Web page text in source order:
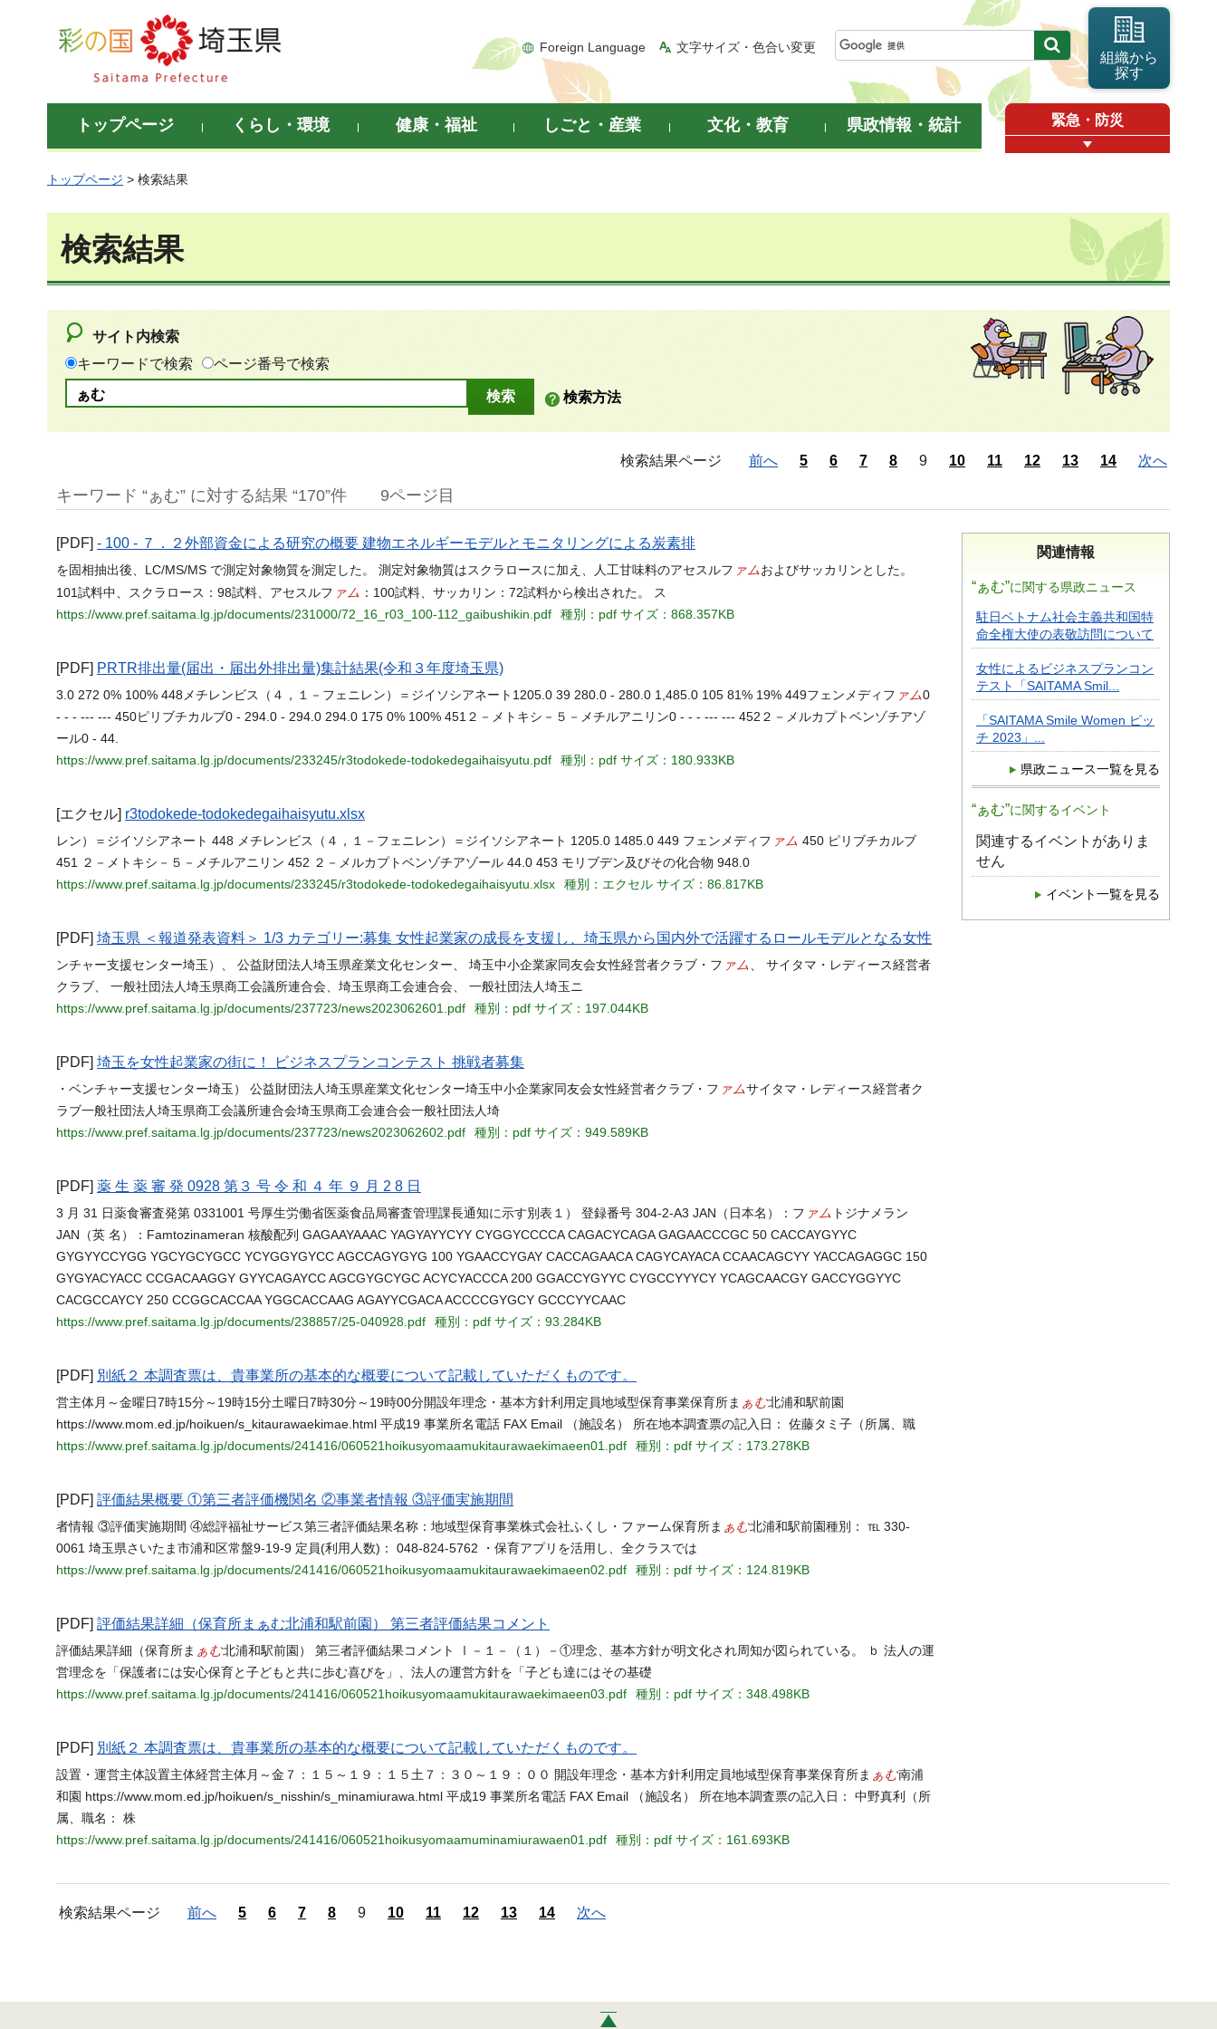
彩の国 埼玉県
Foreign Language 文字サイズ・色合い変更
組織から
探す
トップページ くらし・環境 健康・福祉 しごと・産業 文化・教育 県政情報・統計 緊急・防災
トップページ > 検索結果
検索結果
サイト内検索
キーワードで検索
ページ番号で検索
検索方法
検索結果ページ 前へ 5 6 7 8 9 10 11 12 13 14 次へ
キーワード “ぁむ” に対する結果 “170”件 9ページ目
関連情報
“ぁむ”に関する県政ニュース
駐日ベトナム社会主義共和国特
命全権大使の表敬訪問について
女性によるビジネスプランコン
テスト「SAITAMA Smil...
「SAITAMA Smile Women ピッ
チ 2023」...
県政ニュース一覧を見る
“ぁむ”に関するイベント
関連するイベントがありま
せん
イベント一覧を見る
[PDF] - 100 - ７．２外部資金による研究の概要 建物エネルギーモデルとモニタリングによる炭素排
を固相抽出後、LC/MS/MS で測定対象物質を測定した。 測定対象物質はスクラロースに加え、人工甘味料のアセスルフ ァム およびサッカリンとした。
101試料中、スクラロース：98試料、アセスルフ ァム ：100試料、サッカリン：72試料から検出された。 ス
https://www.pref.saitama.lg.jp/documents/231000/72_16_r03_100-112_gaibushikin.pdf
種別：pdf サイズ：868.357KB
[PDF] PRTR排出量(届出・届出外排出量)集計結果(令和３年度埼玉県)
3.0 272 0% 100% 448メチレンビス（４，１－フェニレン）＝ジイソシアネート1205.0 39 280.0 - 280.0 1,485.0 105 81% 19% 449フェンメディフ ァム0
- - - --- --- 450ピリブチカルブ0 - 294.0 - 294.0 294.0 175 0% 100% 451２－メトキシ－５－メチルアニリン0 - - - --- --- 452２－メルカプトベンゾチアゾ
ール0 - 44.
https://www.pref.saitama.lg.jp/documents/233245/r3todokede-todokedegaihaisyutu.pdf
種別：pdf サイズ：180.933KB
[エクセル] r3todokede-todokedegaihaisyutu.xlsx
レン）＝ジイソシアネート 448 メチレンビス（４，１－フェニレン）＝ジイソシアネート 1205.0 1485.0 449 フェンメディフ ァム 450 ピリブチカルブ
451 ２－メトキシ－５－メチルアニリン 452 ２－メルカプトベンゾチアゾール 44.0 453 モリブデン及びその化合物 948.0
https://www.pref.saitama.lg.jp/documents/233245/r3todokede-todokedegaihaisyutu.xlsx
種別：エクセル サイズ：86.817KB
[PDF] 埼玉県 ＜報道発表資料＞ 1/3 カテゴリー:募集 女性起業家の成長を支援し、埼玉県から国内外で活躍するロールモデルとなる女性
ンチャー支援センター埼玉）、 公益財団法人埼玉県産業文化センター、 埼玉中小企業家同友会女性経営者クラブ・フ ァム 、 サイタマ・レディース経営者
クラブ、 一般社団法人埼玉県商工会議所連合会、埼玉県商工会連合会、 一般社団法人埼玉ニ
https://www.pref.saitama.lg.jp/documents/237723/news2023062601.pdf
種別：pdf サイズ：197.044KB
[PDF] 埼玉を女性起業家の街に！ ビジネスプランコンテスト 挑戦者募集
・ベンチャー支援センター埼玉） 公益財団法人埼玉県産業文化センター埼玉中小企業家同友会女性経営者クラブ・フ ァムサイタマ・レディース経営者ク
ラブ一般社団法人埼玉県商工会議所連合会埼玉県商工会連合会一般社団法人埼
https://www.pref.saitama.lg.jp/documents/237723/news2023062602.pdf
種別：pdf サイズ：949.589KB
[PDF] 薬 生 薬 審 発 0928 第３ 号 令 和 ４ 年 ９ 月 2 8 日
3 月 31 日薬食審査発第 0331001 号厚生労働省医薬食品局審査管理課長通知に示す別表１） 登録番号 304-2-A3 JAN（日本名）：フ ァム トジナメラン
JAN（英 名）：Famtozinameran 核酸配列 GAGAAYAAAC YAGYAYYCYY CYGGYCCCCA CAGACYCAGA GAGAACCCGC 50 CACCAYGYYC
GYGYYCCYGG YGCYGCYGCC YCYGGYGYCC AGCCAGYGYG 100 YGAACCYGAY CACCAGAACA CAGYCAYACA CCAACAGCYY YACCAGAGGC 150
GYGYACYACC CCGACAAGGY GYYCAGAYCC AGCGYGCYGC ACYCYACCCA 200 GGACCYGYYC CYGCCYYYCY YCAGCAACGY GACCYGGYYC
CACGCCAYCY 250 CCGGCACCAA YGGCACCAAG AGAYYCGACA ACCCCGYGCY GCCCYYCAAC
https://www.pref.saitama.lg.jp/documents/238857/25-040928.pdf
種別：pdf サイズ：93.284KB
[PDF] 別紙２ 本調査票は、貴事業所の基本的な概要について記載していただくものです。
営主体月～金曜日7時15分～19時15分土曜日7時30分～19時00分開設年理念・基本方針利用定員地域型保育事業保育所ま ぁむ北浦和駅前園
https://www.mom.ed.jp/hoikuen/s_kitaurawaekimae.html 平成19 事業所名電話 FAX Email （施設名） 所在地本調査票の記入日： 佐藤タミ子（所属、職
https://www.pref.saitama.lg.jp/documents/241416/060521hoikusyomaamukitaurawaekimaeen01.pdf
種別：pdf サイズ：173.278KB
[PDF] 評価結果概要 ①第三者評価機関名 ②事業者情報 ③評価実施期間
者情報 ③評価実施期間 ④総評福祉サービス第三者評価結果名称：地域型保育事業株式会社ふくし・ファーム保育所ま ぁむ北浦和駅前園種別： ℡ 330-
0061 埼玉県さいたま市浦和区常盤9-19-9 定員(利用人数)： 048-824-5762 ・保育アプリを活用し、全クラスでは
https://www.pref.saitama.lg.jp/documents/241416/060521hoikusyomaamukitaurawaekimaeen02.pdf
種別：pdf サイズ：124.819KB
[PDF] 評価結果詳細（保育所まぁむ北浦和駅前園） 第三者評価結果コメント
評価結果詳細（保育所ま ぁむ北浦和駅前園） 第三者評価結果コメント Ⅰ－１－（１）－①理念、基本方針が明文化され周知が図られている。 ｂ 法人の運
営理念を「保護者には安心保育と子どもと共に歩む喜びを」、法人の運営方針を「子ども達にはその基礎
https://www.pref.saitama.lg.jp/documents/241416/060521hoikusyomaamukitaurawaekimaeen03.pdf
種別：pdf サイズ：348.498KB
[PDF] 別紙２ 本調査票は、貴事業所の基本的な概要について記載していただくものです。
設置・運営主体設置主体経営主体月～金７：１５～１９：１５土７：３０～１９：００ 開設年理念・基本方針利用定員地域型保育事業保育所ま ぁむ南浦
和園 https://www.mom.ed.jp/hoikuen/s_nisshin/s_minamiurawa.html 平成19 事業所名電話 FAX Email （施設名） 所在地本調査票の記入日： 中野真利（所
属、職名： 株
https://www.pref.saitama.lg.jp/documents/241416/060521hoikusyomaamuminamiurawaen01.pdf
種別：pdf サイズ：161.693KB
検索結果ページ 前へ 5 6 7 8 9 10 11 12 13 14 次へ